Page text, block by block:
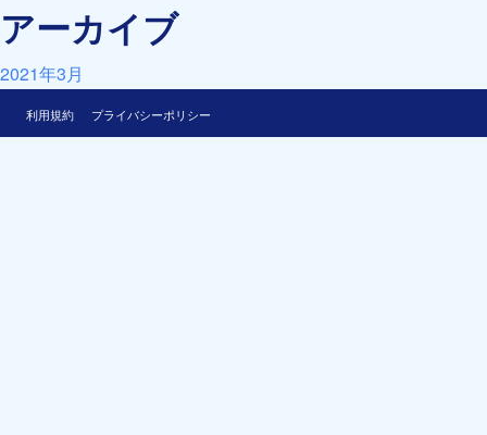
アーカイブ
2021年3月
利用規約 プライバシーポリシー